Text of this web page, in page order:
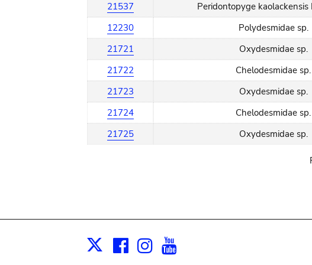
21537
Peridontopyge kaolackensis
12230
Polydesmidae sp.
21721
Oxydesmidae sp.
21722
Chelodesmidae sp.
21723
Oxydesmidae sp.
21724
Chelodesmidae sp.
21725
Oxydesmidae sp.
X Facebook
Instagram